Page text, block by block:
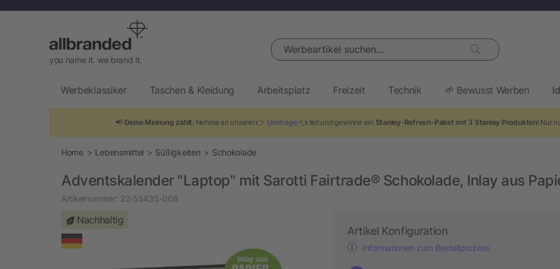
you name it. we brand it.
Werbeartikel suchen...
Werbeklassiker Taschen & Kleidung Arbeitsplatz Freizeit Technik 🌱 Bewusst Werben
📢 Deine Meinung zählt:Nehme an unserer 👉 Umfrage👈 teil und gewinne ein Stanley-Refresh-Paket mit 3 Stanley Produkten! Nur
Home Lebensmittel Süßigkeiten Schokolade
Adventskalender "Laptop" mit Sarotti Fairtrade® Schokolade, Inlay aus
Artikelnummer: 22-55435-008
Nachhaltig
Artikel Konfiguration
Informationen zum Bestellprozess